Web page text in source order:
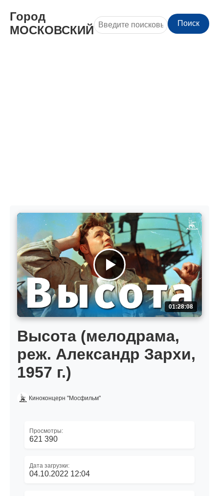
Город
МОСКОВСКИЙ
Поиск
01:28:08
Высота (мелодрама,
реж. Александр Зархи,
1957 г.)
Киноконцерн "Мосфильм"
Просмотры:
621 390
Дата загрузки:
04.10.2022 12:04